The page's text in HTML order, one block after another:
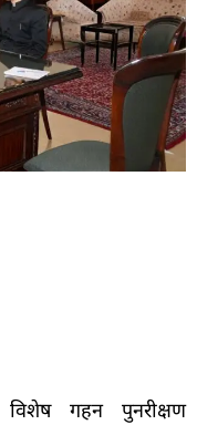
गहन पुनरीक्षण